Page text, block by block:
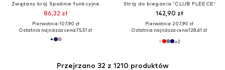
Zwężany krój Spodnie funkcyjne
86,32 zł
Pierwotnie: 107,90 zł
Ostatnia najniższa cena:75,51 zł
Strój do biegania 'CLUB FLEECE'
142,90 zł
Pierwotnie: 207,90 zł
Ostatnia najniższa cena:128,61 zł
+2
Przejrzano 32 z 1210 produktów